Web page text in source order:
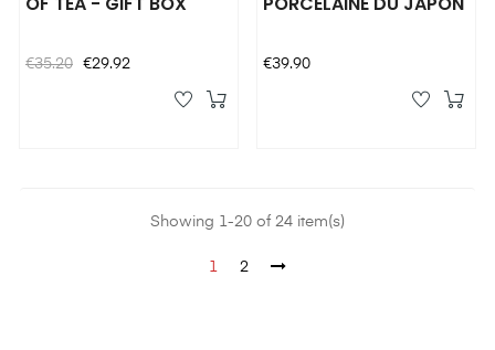
Regular
€35.20 Price
€29.92 Price
€39.90
Showing 1-20 of 24 item(s)
1 2